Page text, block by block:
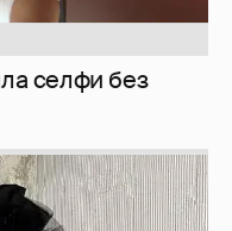
селфи без